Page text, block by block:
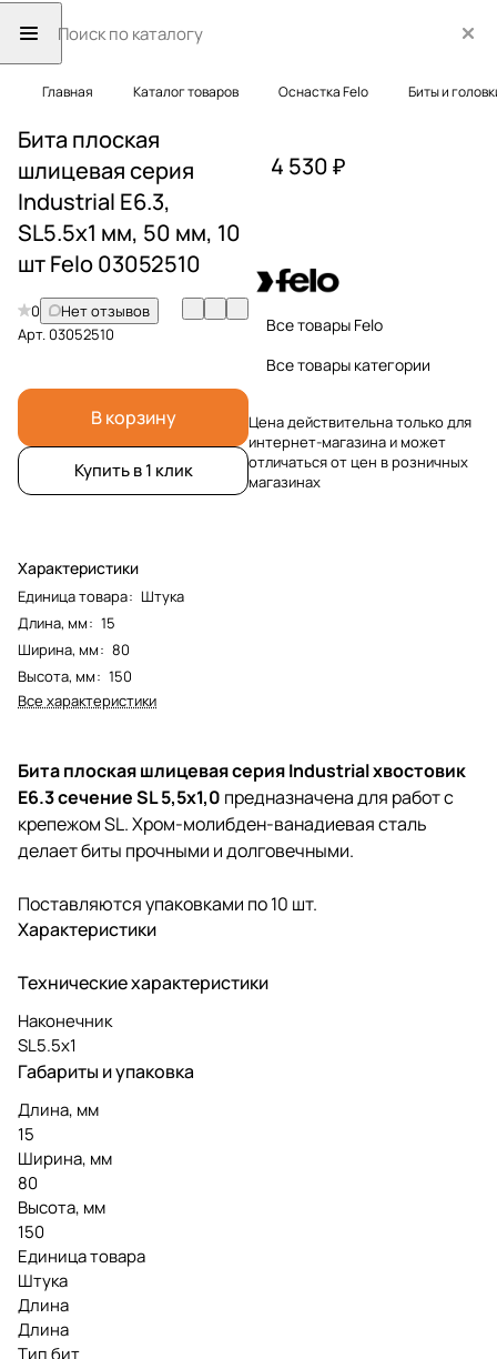
Главная Каталог товаров Оснастка Felo Биты и
Бита плоская
шлицевая серия
Industrial E6.3,
SL5.5x1 мм, 50 мм, 10
шт Felo 03052510
0
Нет отзывов
Арт.03052510
В корзину
Купить в 1 клик
Характеристики
Единица товара: Штука
Длина, мм: 15
Ширина, мм: 80
Высота, мм: 150
Все характеристики
4 530 ₽
Все товары Felo
Все товары категории
Цена действительна только для
интернет-магазина и может
отличаться от цен в розничных
магазинах
Бита плоская шлицевая серия Industrial хвостовик
E6.3 сечение SL 5,5х1,0 предназначена для работ с
крепежом SL. Хром-молибден-ванадиевая сталь
делает биты прочными и долговечными.
Поставляются упаковками по 10 шт.
Характеристики
Технические характеристики
Наконечник
SL5.5х1
Габариты и упаковка
Длина, мм
15
Ширина, мм
80
Высота, мм
150
Единица товара
Штука
Длина
Длина
Тип бит